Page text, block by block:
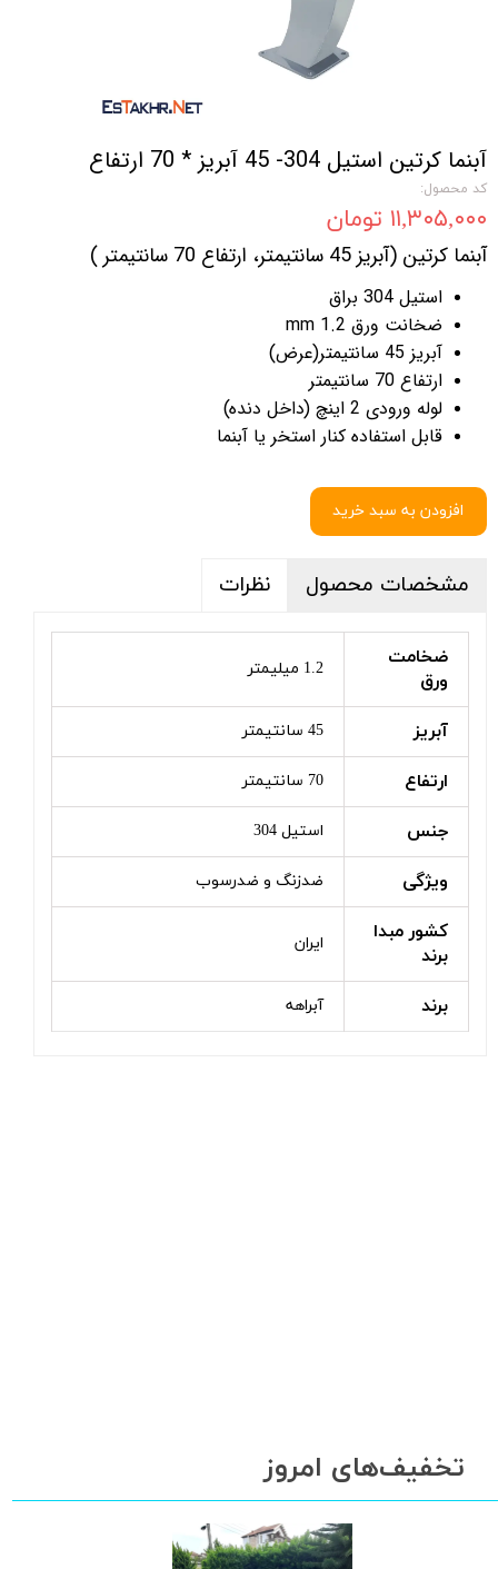
آبنما کرتین استیل 304- 45 آبریز * 70 ارتفاع
کد محصول:
۱۱,۳۰۵,۰۰۰ تومان
آبنما کرتین (آبریز 45 سانتیمتر، ارتفاع 70 سانتیمتر )
استیل 304 براق
ضخانت ورق 1.2 mm
آبریز 45 سانتیمتر(عرض)
ارتفاع 70 سانتیمتر
لوله ورودی 2 اینچ (داخل دنده)
قابل استفاده کنار استخر یا آبنما
افزودن به سبد خرید
مشخصات محصول نظرات
ضخامت
ورق
1.2 میلیمتر
آبریز 45 سانتیمتر
ارتفاع 70 سانتیمتر
جنس استیل 304
ویژگی ضدزنگ و ضدرسوب
کشور مبدا
برند
ایران
برند آبراهه
تخفیف‌های امروز